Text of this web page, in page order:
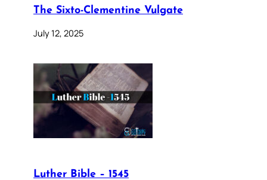
The Sixto-Clementine Vulgate
July 12, 2025
Luther Bible – 1545